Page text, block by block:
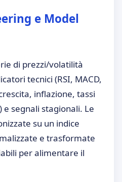
e Model
di prezzi/volatilità
tecnici (RSI, MACD,
inflazione, tassi
segnali stagionali. Le
su un indice
e trasformate
per alimentare il